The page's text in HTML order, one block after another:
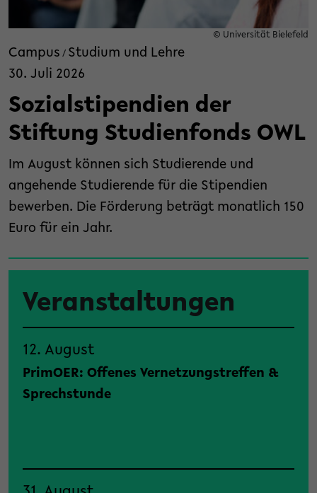
© Universität Bielefeld
Campus / Studium und Lehre
30. Juli 2026
Sozialstipendien der
Stiftung Studienfonds OWL
Im August können sich Studierende und
angehende Studierende für die Stipendien
bewerben. Die Förderung beträgt monatlich 150
Euro für ein Jahr.
Veranstaltungen
12. August
PrimOER: Offenes Vernetzungstreffen &
Sprechstunde